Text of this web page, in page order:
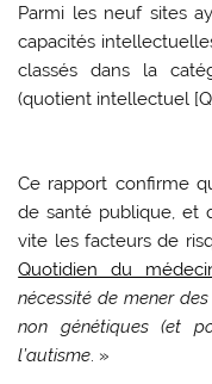
Parmi les neuf sites
capacités
classés dans la
(quotient intellectuel
Ce rapport confirme
de santé publique, et
vite les facteurs de
Quotidien du
nécessité de mener
non génétiques (et
l’autisme . »